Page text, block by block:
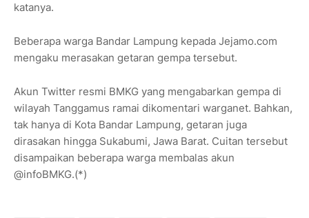
katanya.
Beberapa warga Bandar Lampung kepada Jejamo.com
mengaku merasakan getaran gempa tersebut.
Akun Twitter resmi BMKG yang mengabarkan gempa di
wilayah Tanggamus ramai dikomentari warganet. Bahkan,
tak hanya di Kota Bandar Lampung, getaran juga
dirasakan hingga Sukabumi, Jawa Barat. Cuitan tersebut
disampaikan beberapa warga membalas akun
@infoBMKG.(*)